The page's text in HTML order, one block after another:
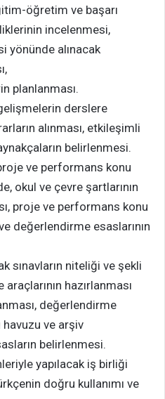
öğretim ve başarı
incelenmesi,
yönünde alınacak
planlanması.
derslere
alınması, etkileşimli
belirlenmesi.
ve performans konu
okul ve çevre şartlarının
proje ve performans konu
ve değerlendirme esaslarının
sınavların niteliği ve şekli
hazırlanması
değerlendirme
havuzu ve arşiv
belirlenmesi.
yapılacak iş birliği
doğru kullanımı ve